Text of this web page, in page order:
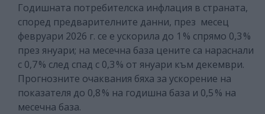
Годишната потребителска инфлация в страната,
според предварителните данни, през месец
февруари 2026 г. се е ускорила до 1 % спрямо 0,3 %
през януари; на месечна база цените са нараснали
с 0,7 % след спад с 0,3 % от януари към декември.
Прогнозните очаквания бяха за ускорение на
показателя до 0,8 % на годишна база и 0,5 % на
месечна база.